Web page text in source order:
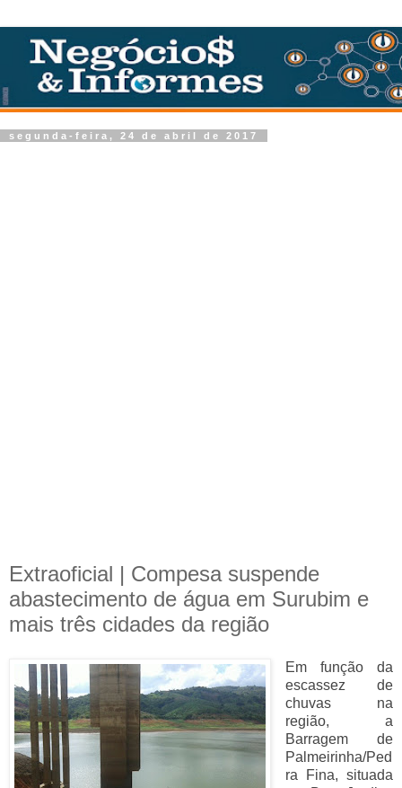
segunda-feira, 24 de abril de 2017
Extraoficial | Compesa suspende
abastecimento de água em Surubim e
mais três cidades da região
Em função da
escassez de
chuvas na
região, a
Barragem de
Palmeirinha/Ped
ra Fina, situada